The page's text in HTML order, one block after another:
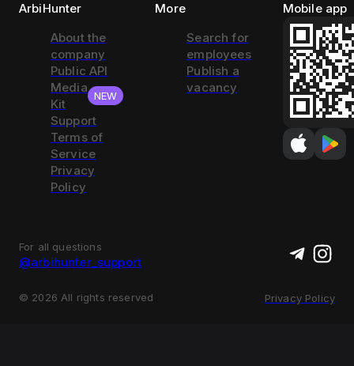
ArbiHunter
About the
company
Public API
Media
Kit
NEW
Support
Terms of
Service
Privacy
Policy
More
Search for
employees
Publish a
vacancy
Mobile app
For all questions
@arbihunter_support
© 2026 All rights reserved Privacy Policy